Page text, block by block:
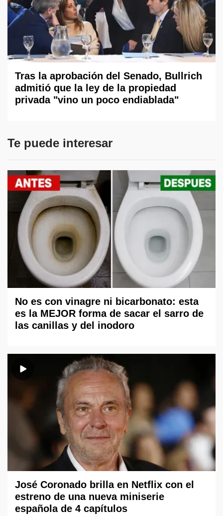
Tras la aprobación del Senado, Bullrich
admitió que la ley de la propiedad
privada "vino un poco endiablada"
Te puede interesar
No es con vinagre ni bicarbonato: esta
es la MEJOR forma de sacar el sarro de
las canillas y del inodoro
José Coronado brilla en Netflix con el
estreno de una nueva miniserie
española de 4 capítulos